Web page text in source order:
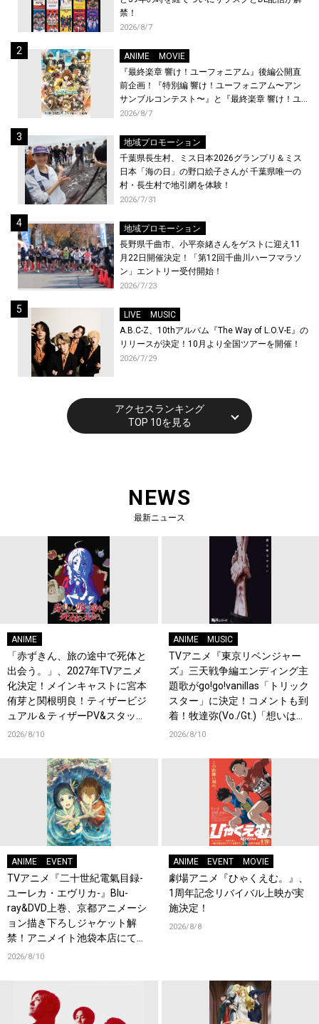
禁！
2026/8/7
ANIME
MOVIE
『最終楽章 響け！ユーフォニアム』後編公開直
前企画！『特別編 響け！ユーフォニアム〜アン
サンブルコンテスト〜』と『最終楽章 響け！ユ
ーフォニアム』前編の一挙上映が決定！
2026/8/7
地域プロモーション
千葉県長生村、ミス日本2026グランプリ＆ミス
日本「海の日」の野口絵子さんが 千葉県唯一の
村・長生村で地引網を体験！
2026/7/31
地域プロモーション
長野県千曲市、小平奈緒さんをゲストに迎え11
月22日開催決定！「第12回千曲川ハーフマラソ
ン」エントリー受付開始！
2026/7/23
LIVE
MUSIC
A.B.C-Z、10thアルバム『The Way of L.O.V-E』の
リリースが決定！10月より全国ツアーを開催！
2026/7/29
アクセスランキング
TOP 10を見る
NEWS
最新ニュース
ANIME
「赤ずきん、旅の途中で死体と
出会う。」、2027年TVアニメ
化決定！メインキャストに宮本
侑芽と関根明良！ティザービジ
ュアル＆ティザーPV&スタッフ
情報も公開！原作者・キャス
2026/8/10
ANIME MUSIC
TVアニメ『東京リベンジャー
ズ』三天戦争編エンディング主
題歌がgo!go!vanillas「トリック
スター」に決定！コメントも到
着！牧達弥(Vo./Gt.)「想いは歌
詞に詰め込んでおります」
2026/8/10
ANIME EVENT
TVアニメ『二十世紀電氣目録-
ユーレカ・エヴリカ-』Blu-
ray&DVD上巻、京都アニメーシ
ョン描き下ろしジャケット解
禁！アニメイト池袋本店にて店
頭イベント開催！
2026/8/10
ANIME EVENT MOVIE
劇場アニメ『ひゃくえむ。』、
1周年記念リバイバル上映が実
施決定！
2026/8/8